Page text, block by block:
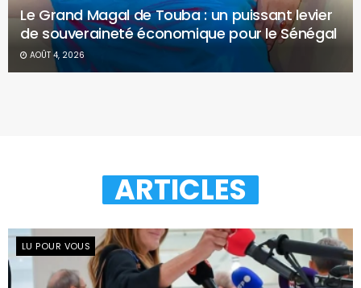
Le Grand Magal de Touba : un puissant levier
de souveraineté économique pour le Sénégal
AOÛT 4, 2026
ARTICLES
LU POUR VOUS